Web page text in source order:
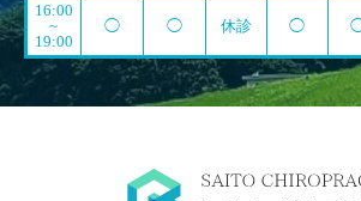
16:00
~
19:00
◯ ◯ 休診 ◯